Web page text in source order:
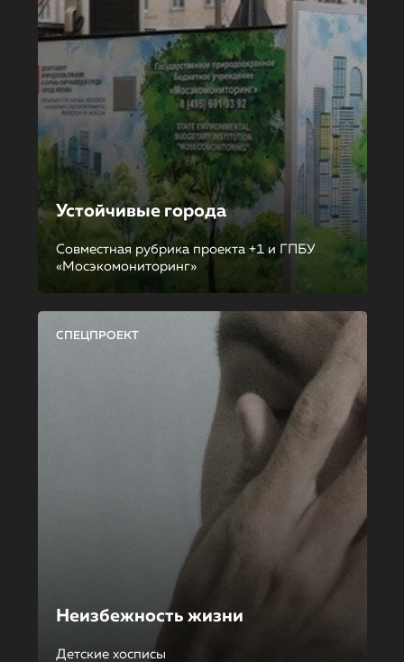
Устойчивые города
Совместная рубрика проекта +1 и ГПБУ
«Мосэкомониторинг»
СПЕЦПРОЕКТ
Неизбежность жизни
Детские хосписы